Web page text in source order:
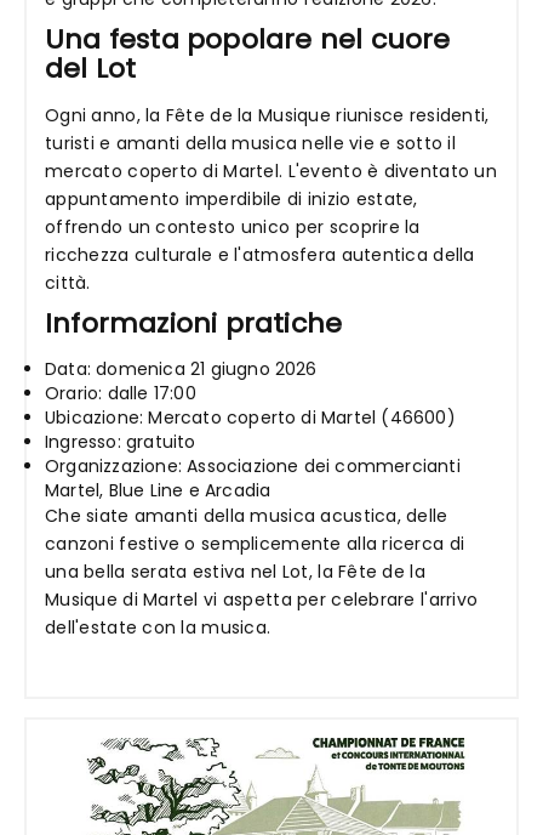
Una festa popolare nel cuore
del Lot
Ogni anno, la Fête de la Musique riunisce residenti,
turisti e amanti della musica nelle vie e sotto il
mercato coperto di Martel. L'evento è diventato un
appuntamento imperdibile di inizio estate,
offrendo un contesto unico per scoprire la
ricchezza culturale e l'atmosfera autentica della
città.
Informazioni pratiche
Data: domenica 21 giugno 2026
Orario: dalle 17:00
Ubicazione: Mercato coperto di Martel (46600)
Ingresso: gratuito
Organizzazione: Associazione dei commercianti
Martel, Blue Line e Arcadia
Che siate amanti della musica acustica, delle
canzoni festive o semplicemente alla ricerca di
una bella serata estiva nel Lot, la Fête de la
Musique di Martel vi aspetta per celebrare l'arrivo
dell'estate con la musica.